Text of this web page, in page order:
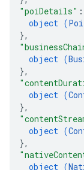
"poiDetails" :
object (
},
object (
},
object (
},
object (
},
object (